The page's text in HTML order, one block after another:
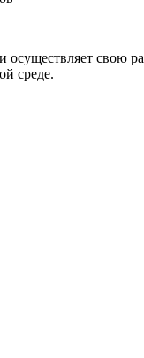
свою
среде.